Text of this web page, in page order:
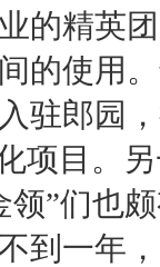
的精英
的使用
驻郎园
项目。
领”们也
到一年